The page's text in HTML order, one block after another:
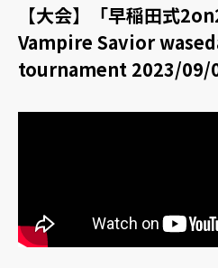
【大会】「早稲田式
Vampire Savior
tournament 2023/09/